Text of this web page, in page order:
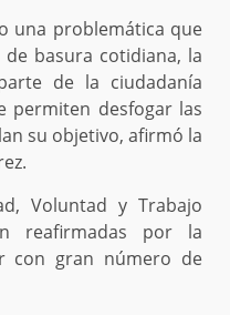
una problemática que
basura cotidiana, la
de la ciudadanía
permiten desfogar las
su objetivo, afirmó la
Voluntad y Trabajo
reafirmadas por la
con gran número de